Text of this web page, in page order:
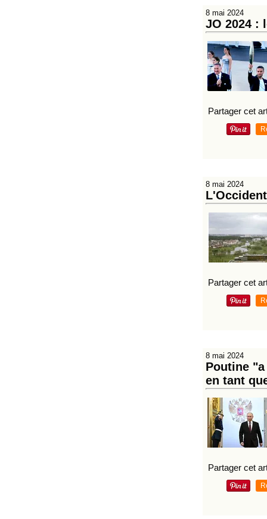
8 mai 2024
JO 2024 :
Partager cet
8 mai 2024
Partager cet
8 mai 2024
Poutine
en tant
Partager cet